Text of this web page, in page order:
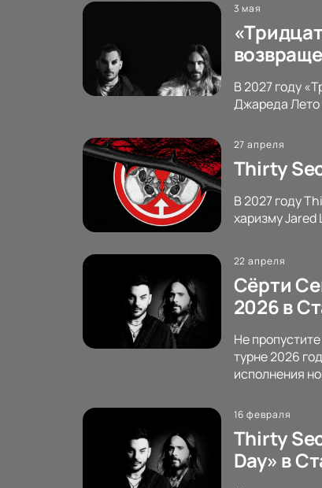
3 мая
В 2027 году
Джареда Лето
27 апреля
Thirty
В 2027 году
харизму Jared
22 апреля
Сёрти
2026 в
Не
турне 2026
исполнения
16 февраля
Thirty
Day» в